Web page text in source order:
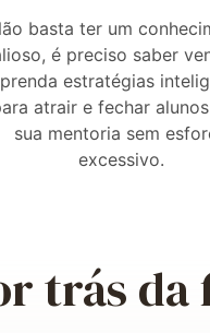
basta ter um
é preciso saber
estratégias
atrair e fechar
sua mentoria sem
excessivo.
trás